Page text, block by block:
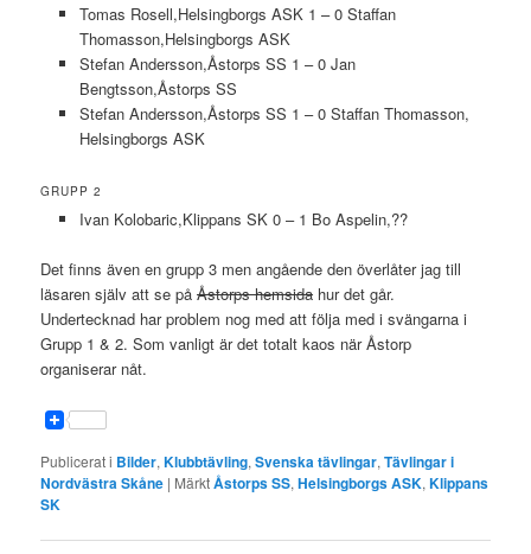
Tomas Rosell,Helsingborgs ASK 1 – 0 Staffan
Thomasson,Helsingborgs ASK
Stefan Andersson,Åstorps SS 1 – 0 Jan
Bengtsson,Åstorps SS
Stefan Andersson,Åstorps SS 1 – 0 Staffan Thomasson,
Helsingborgs ASK
GRUPP 2
Ivan Kolobaric,Klippans SK 0 – 1 Bo Aspelin,??
Det finns även en grupp 3 men angående den överlåter jag till
läsaren själv att se påÅstorps hemsida hur det går.
Undertecknad har problem nog med att följa med i svängarna i
Grupp 1 & 2. Som vanligt är det totalt kaos när Åstorp
organiserar nåt.
Publicerat i Bilder,Klubbtävling,Svenska tävlingar,Tävlingar i
Nordvästra Skåne | MärktÅstorps SS,Helsingborgs ASK,Klippans
SK